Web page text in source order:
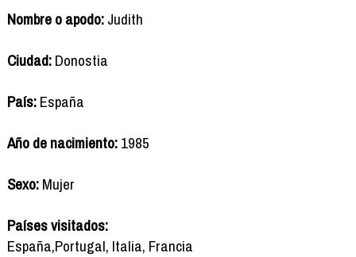
Nombre o apodo:Judith
Ciudad:Donostia
País:España
Año de nacimiento:1985
Sexo:Mujer
Países visitados:
España,Portugal, Italia, Francia